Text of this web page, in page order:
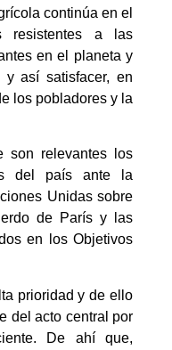
continúa en el
resistentes a las
en el planeta y
así satisfacer, en
los pobladores y la
son relevantes los
del país ante la
Unidas sobre
de París y las
en los Objetivos
prioridad y de ello
del acto central por
De ahí que,